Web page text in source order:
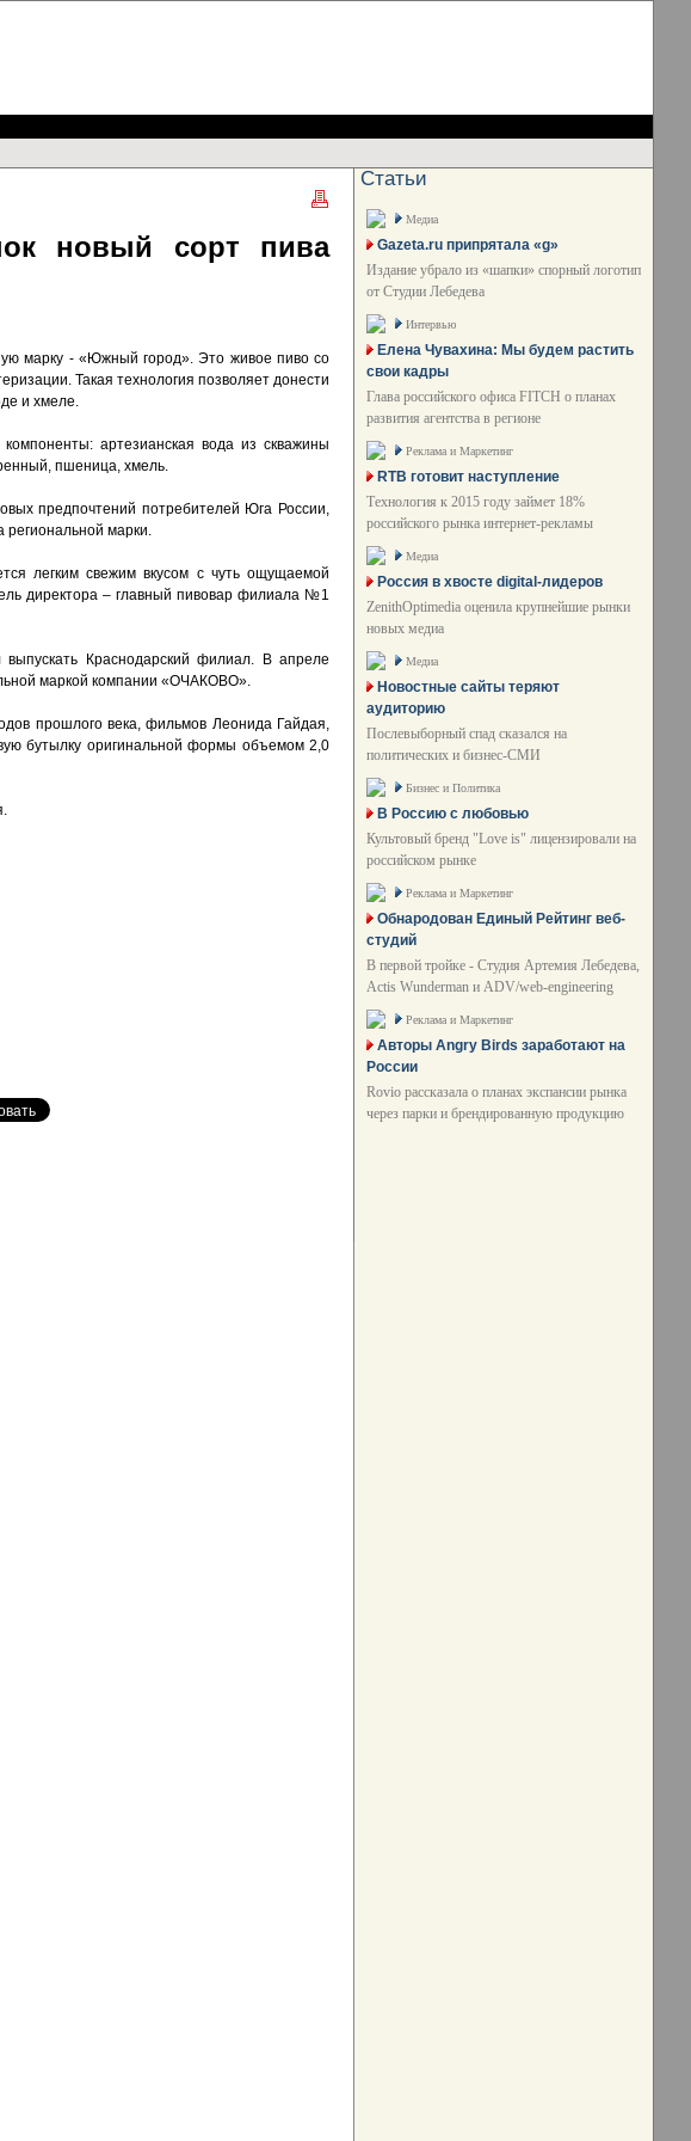
новый сорт пива
марку - «Южный город». Это живое пиво со
Такая технология позволяет донести
и хмеле.
артезианская вода из скважины
пшеница, хмель.
предпочтений потребителей Юга России,
региональной марки.
легким свежим вкусом с чуть ощущаемой
директора – главный пивовар филиала №1
Краснодарский филиал. В апреле
маркой компании «ОЧАКОВО».
прошлого века, фильмов Леонида Гайдая,
бутылку оригинальной формы объемом 2,0
Статьи
Медиа
Gazeta.ru припрятала «g»
Издание убрало из «шапки» спорный логотип
от Студии Лебедева
Интервью
Елена Чувахина: Мы будем растить
свои кадры
Глава российского офиса FITCH о планах
развития агентства в регионе
Реклама и Маркетинг
RTB готовит наступление
Технология к 2015 году займет 18%
российского рынка интернет-рекламы
Медиа
Россия в хвосте digital-лидеров
ZenithOptimedia оценила крупнейшие рынки
новых медиа
Медиа
Новостные сайты теряют
аудиторию
Послевыборный спад сказался на
политических и бизнес-СМИ
Бизнес и Политика
В Россию с любовью
Культовый бренд "Love is" лицензировали на
российском рынке
Реклама и Маркетинг
Обнародован Единый Рейтинг веб-
студий
В первой тройке - Студия Артемия Лебедева,
Actis Wunderman и ADV/web-engineering
Реклама и Маркетинг
Авторы Angry Birds заработают на
России
Rovio рассказала о планах экспансии рынка
через парки и брендированную продукцию